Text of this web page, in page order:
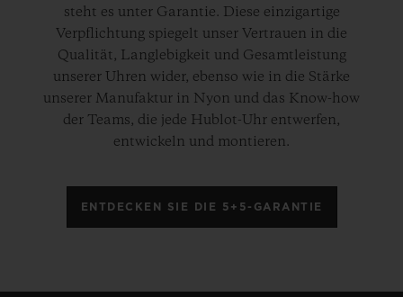
steht es unter Garantie. Diese einzigartige
Verpflichtung spiegelt unser Vertrauen in die
Qualität, Langlebigkeit und Gesamtleistung
unserer Uhren wider, ebenso wie in die Stärke
unserer Manufaktur in Nyon und das Know-how
der Teams, die jede Hublot-Uhr entwerfen,
entwickeln und montieren.
ENTDECKEN SIE DIE 5+5-GARANTIE